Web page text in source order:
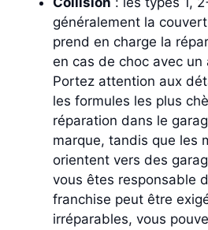
généralement la
prend en charge la
en cas de choc avec un
Portez attention aux
les formules les plus
réparation dans le
marque, tandis que les
orientent vers des
vous êtes responsable
franchise peut être
irréparables, vous